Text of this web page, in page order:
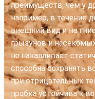
преимуществ, чем у
например, в течение
внешний вид и не
грызунов и
не накапливает
способна сохранять
при отрицательных
пробка устойчива к